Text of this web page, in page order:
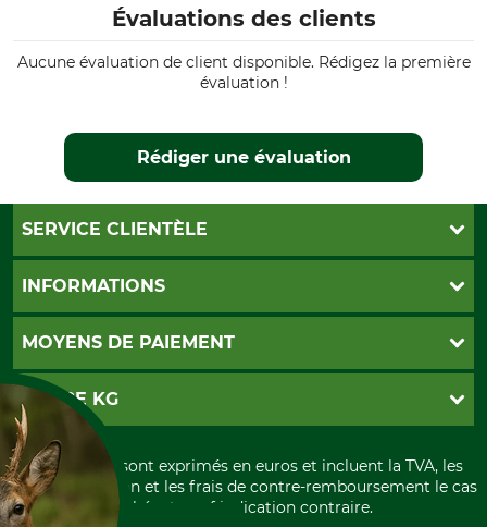
Évaluations des clients
Aucune évaluation de client disponible. Rédigez la première
évaluation !
Rédiger une évaluation
SERVICE CLIENTÈLE
Foire aux questions
Paramètres des cookies
INFORMATIONS
CGV
Conditions d'annulation
Formulaire de rétraction
Politique de confidentialité
Élimination et environnement
Rétractation de votre commande
MOYENS DE PAIEMENT
PayPal
Carte de crédit
Paiement á l'avance
GRUBE KG
Histoire
International
Portrait
Tous les prix sont exprimés en euros et incluent la TVA, les
frais d'expédition et les frais de contre-remboursement le cas
échéant, sauf indication contraire.